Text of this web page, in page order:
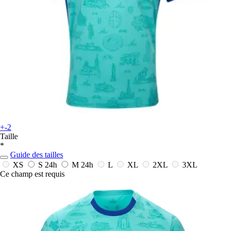
+-2
Taille
*
Guide des tailles
XS
S 24h M 24h L XL 2XL
3XL
Ce champ est requis